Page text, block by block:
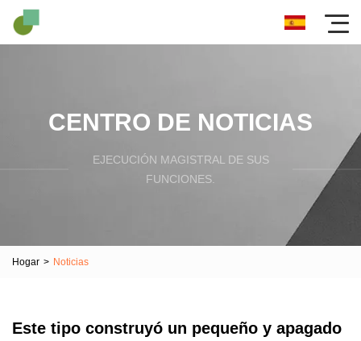
CENTRO DE NOTICIAS
EJECUCIÓN MAGISTRAL DE SUS
FUNCIONES.
Hogar > Noticias
Este tipo construyó un pequeño y apagado